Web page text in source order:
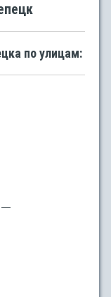
по улицам:
—